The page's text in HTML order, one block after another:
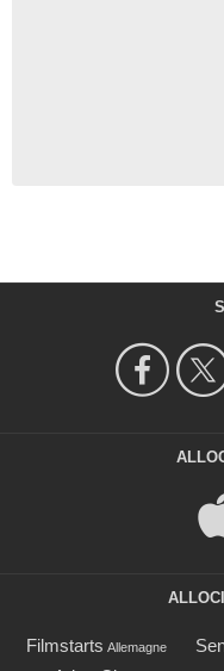
Filmstarts Allemagne